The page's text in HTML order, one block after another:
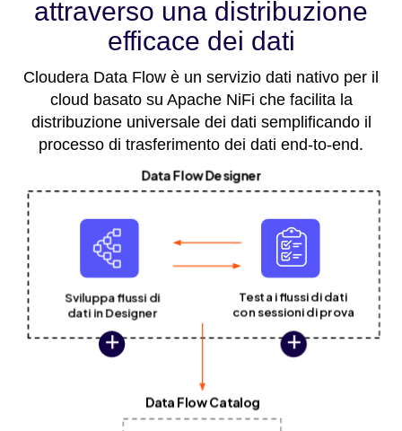
attraverso una distribuzione
efficace dei dati
Cloudera Data Flow è un servizio dati nativo per il
cloud basato su Apache NiFi che facilita la
distribuzione universale dei dati semplificando il
processo di trasferimento dei dati end-to-end.